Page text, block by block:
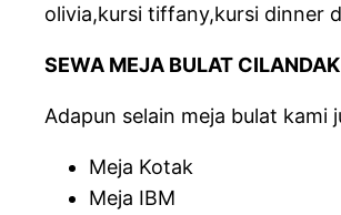
olivia,kursi tiffany,kursi dinner
SEWA MEJA BULAT
Adapun selain meja bulat kami
Meja Kotak
Meja IBM